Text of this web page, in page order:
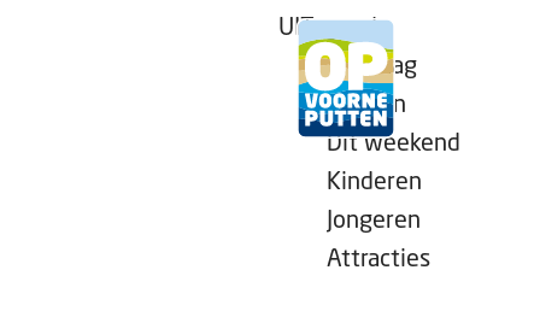
UITagenda
Vandaag
Morgen
Dit weekend
Kinderen
Jongeren
Attracties